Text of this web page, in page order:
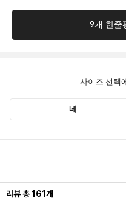
리뷰총161 개